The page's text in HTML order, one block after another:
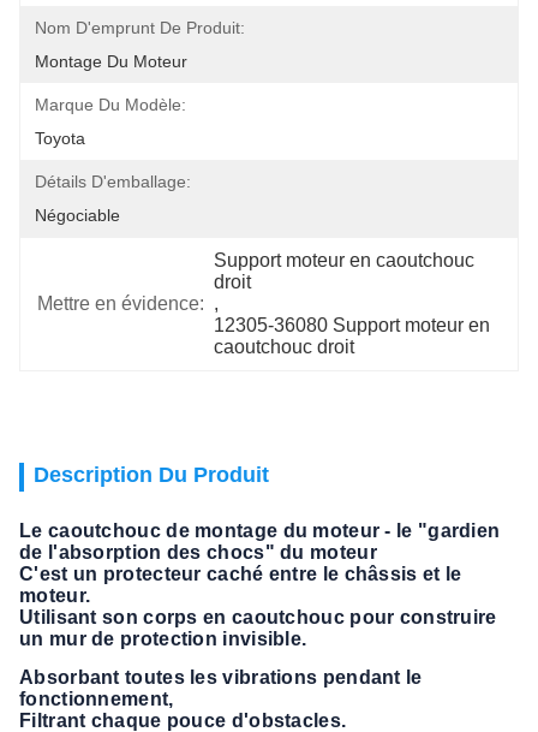
Nom D'emprunt De Produit:
Montage Du Moteur
Marque Du Modèle:
Toyota
Détails D'emballage:
Négociable
Mettre en évidence:
Support moteur en caoutchouc
droit
,
12305-36080 Support moteur en
caoutchouc droit
Description Du Produit
Le caoutchouc de montage du moteur - le "gardien
de l'absorption des chocs" du moteur
C'est un protecteur caché entre le châssis et le
moteur.
Utilisant son corps en caoutchouc pour construire
un mur de protection invisible.
Absorbant toutes les vibrations pendant le
fonctionnement,
Filtrant chaque pouce d'obstacles.